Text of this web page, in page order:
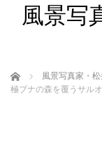
風景写
ホーム 風景写真家・
極ブナの森を覆うサル